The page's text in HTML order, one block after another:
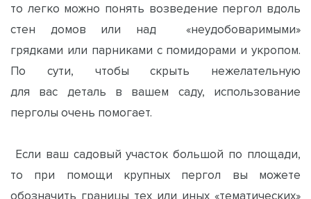
то легко можно понять возведение пергол вдоль
стен домов или над «неудобоваримыми»
грядками или парниками с помидорами и укропом.
По сути, чтобы скрыть нежелательную
для вас деталь в вашем саду, использование
перголы очень помогает.
Если ваш садовый участок большой по площади,
то при помощи крупных пергол вы можете
обозначить границы тех или иных «тематических»